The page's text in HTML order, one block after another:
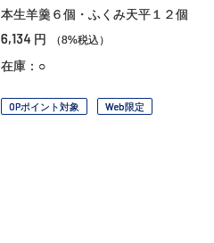
本生羊羹６個・ふくみ天平１２個
6,134 円 （8%税込）
在庫：○
OPポイント対象 Web限定